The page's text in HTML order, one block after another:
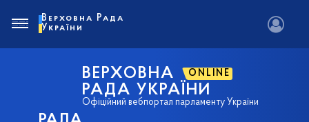
ВЕРХОВНА ONLINE
РАДА УКРАЇНИ
Офіційний вебпортал парламенту України
Верховна Рада
України